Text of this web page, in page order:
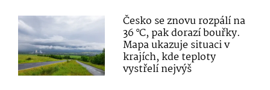
Česko se znovu rozpálí na
36 °C, pak dorazí bouřky.
Mapa ukazuje situaci v
krajích, kde teploty
vystřelí nejvýš